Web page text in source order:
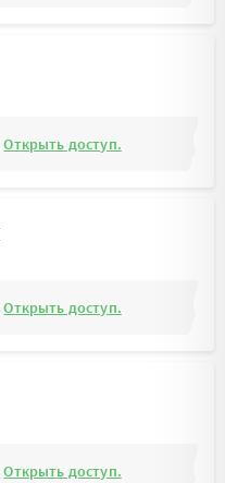
Открыть доступ.
Открыть доступ.
Открыть доступ.